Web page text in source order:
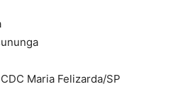
Maria Felizarda/SP